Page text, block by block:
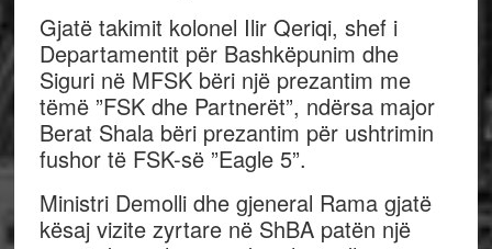
Gjatë takimit kolonel Ilir Qeriqi, shef i
Departamentit për Bashkëpunim dhe
Siguri në MFSK bëri një prezantim me
tëmë ”FSK dhe Partnerët”, ndërsa major
Berat Shala bëri prezantim për ushtrimin
fushor të FSK-së ”Eagle 5”.
Ministri Demolli dhe gjeneral Rama gjatë
kësaj vizite zyrtare në ShBA patën një